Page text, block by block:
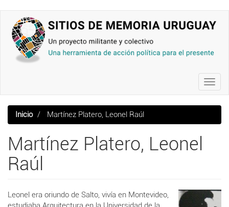
contenido
principal
Inicio Martínez Platero, Leonel Raúl
Martínez Platero, Leonel
Raúl
Leonel era oriundo de Salto, vivía en Montevideo,